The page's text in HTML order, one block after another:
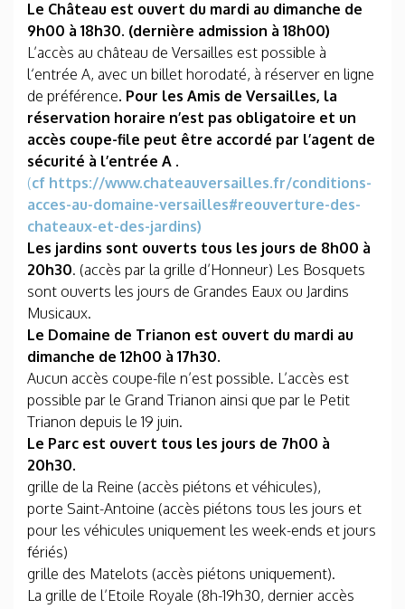
Le Château est ouvert du mardi au dimanche de
9h00 à 18h30. (dernière admission à 18h00)
L’accès au château de Versailles est possible à
l‘entrée A, avec un billet horodaté, à réserver en ligne
de préférence. Pour les Amis de Versailles, la
réservation horaire n’est pas obligatoire et un
accès coupe-file peut être accordé par l’agent de
sécurité à l’entrée A .
(cf https://www.chateauversailles.fr/conditions-
acces-au-domaine-versailles#reouverture-des-
chateaux-et-des-jardins)
Les jardins sont ouverts tous les jours de 8h00 à
20h30. (accès par la grille d’Honneur) Les Bosquets
sont ouverts les jours de Grandes Eaux ou Jardins
Musicaux.
Le Domaine de Trianon est ouvert du mardi au
dimanche de 12h00 à 17h30.
Aucun accès coupe-file n’est possible. L’accès est
possible par le Grand Trianon ainsi que par le Petit
Trianon depuis le 19 juin.
Le Parc est ouvert tous les jours de 7h00 à
20h30.
grille de la Reine (accès piétons et véhicules),
porte Saint-Antoine (accès piétons tous les jours et
pour les véhicules uniquement les week-ends et jours
fériés)
grille des Matelots (accès piétons uniquement).
La grille de l’Etoile Royale (8h-19h30, dernier accès